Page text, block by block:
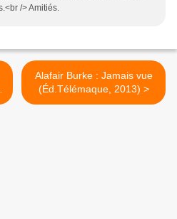
/> Amitiés.
Alafair Burke : Jamais vue
(Éd.Télémaque, 2013) >